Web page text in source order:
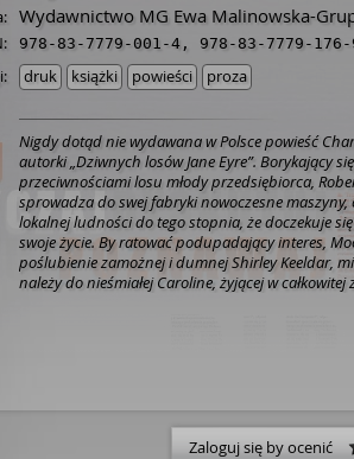
Wydawnictwo MG Ewa Malinowska-
978-83-7779-001-4 , 978-83-7779-176-
druk książki powieści proza
Nigdy dotąd nie wydawana w Polsce powieść
autorki „Dziwnych losów Jane Eyre”. Borykający
przeciwnościami losu młody przedsiębiorca,
sprowadza do swej fabryki nowoczesne maszyny,
lokalnej ludności do tego stopnia, że doczekuje
swoje życie. By ratować podupadający interes,
poślubienie zamożnej i dumnej Shirley Keeldar,
należy do nieśmiałej Caroline, żyjącej w całkowitej
pokoleń, toczącym się wśród wrzosowisk
niespokojnej epoki wojen napoleońskich. Źródło:
Zaloguj się by ocenić